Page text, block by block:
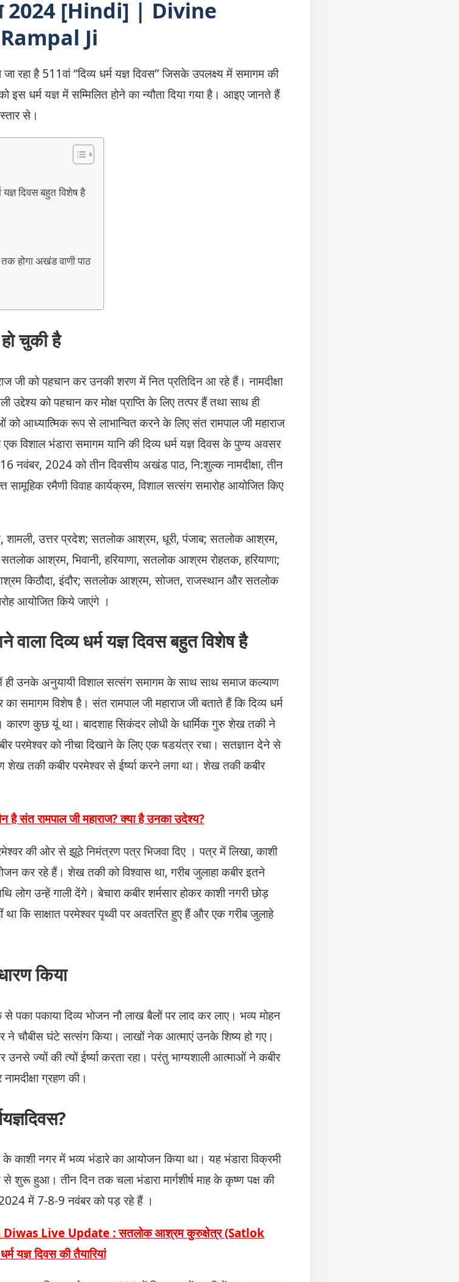
2024 [Hindi] | Divine
Ji
रहा है 511वां “दिव्य धर्म यज्ञ दिवस” जिसके उपलक्ष्य में समागम की
इस धर्म यज्ञ में सम्मिलित होने का न्यौता दिया गया है। आइए जानते हैं
से।
दिवस बहुत विशेष है
होगा अखंड वाणी पाठ
चुकी है
जी को पहचान कर उनकी शरण में नित प्रतिदिन आ रहे हैं। नामदीक्षा
को पहचान कर मोक्ष प्राप्ति के लिए तत्पर हैं तथा साथ ही
को आध्यात्मिक रूप से लाभान्वित करने के लिए संत रामपाल जी महाराज
विशाल भंडारा समागम यानि की दिव्य धर्म यज्ञ दिवस के पुण्य अवसर
2024 को तीन दिवसीय अखंड पाठ, नि:शुल्क नामदीक्षा, तीन
रमैणी विवाह कार्यक्रम, विशाल सत्संग समारोह आयोजित किए
उत्तर प्रदेश; सतलोक आश्रम, धूरी, पंजाब; सतलोक आश्रम,
आश्रम, भिवानी, हरियाणा, सतलोक आश्रम रोहतक, हरियाणा;
किठौदा, इंदौर; सतलोक आश्रम, सोजत, राजस्थान और सतलोक
आयोजित किये जाएंगे ।
दिव्य धर्म यज्ञ दिवस बहुत विशेष है
उनके अनुयायी विशाल सत्संग समागम के साथ साथ समाज कल्याण
समागम विशेष है। संत रामपाल जी महाराज जी बताते हैं कि दिव्य धर्म
कारण कुछ यूं था। बादशाह सिकंदर लोधी के धार्मिक गुरु शेख तकी ने
परमेश्वर को नीचा दिखाने के लिए एक षडयंत्र रचा। सतज्ञान देने से
शेख तकी कबीर परमेश्वर से ईर्ष्या करने लगा था। शेख तकी कबीर
है संत रामपाल जी महाराज? क्या है उनका उदेश्य?
की ओर से झूठे निमंत्रण पत्र भिजवा दिए । पत्र में लिखा, काशी
कर रहे हैं। शेख तकी को विश्वास था, गरीब जुलाहा कबीर इतने
लोग उन्हें गाली देंगे। बेचारा कबीर शर्मसार होकर काशी नगरी छोड़
कि साक्षात परमेश्वर पृथ्वी पर अवतरित हुए हैं और एक गरीब जुलाहे
किया
पकाया दिव्य भोजन नौ लाख बैलों पर लाद कर लाए। भव्य मोहन
ने चौबीस घंटे सत्संग किया। लाखों नेक आत्माएं उनके शिष्य हो गए।
ज्यों की त्यों ईर्ष्या करता रहा। परंतु भाग्यशाली आत्माओं ने कबीर
ग्रहण की।
काशी नगर में भव्य भंडारे का आयोजन किया था। यह भंडारा विक्रमी
हुआ। तीन दिन तक चला भंडारा मार्गशीर्ष माह के कृष्ण पक्ष की
में 7-8-9 नवंबर को पड़ रहे हैं ।
Live Update : सतलोक आश्रम कुरुक्षेत्र (Satlok
दिवस की तैयारियां